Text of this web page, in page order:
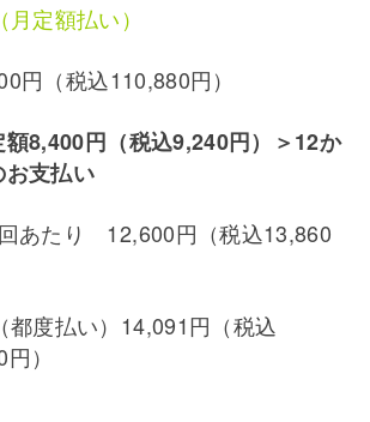
（月定額払い）
円（税込110,880円）
額8,400円（税込9,240円）＞12か
お支払い
あたり 12,600円（税込13,860
都度払い）14,091円（税込
）